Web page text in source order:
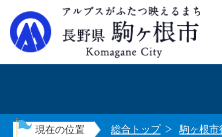
現在の位置 総合トップ
駒ヶ根市